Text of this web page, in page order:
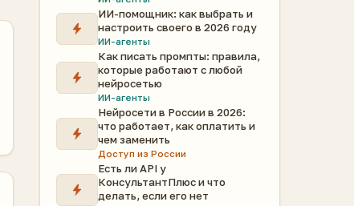
ИИ-помощник: как выбрать и
настроить своего в 2026 году
ИИ-агенты
Как писать промпты: правила,
которые работают с любой
нейросетью
ИИ-агенты
Нейросети в России в 2026:
что работает, как оплатить и
чем заменить
Доступ из России
Есть ли API у
КонсультантПлюс и что
делать, если его нет